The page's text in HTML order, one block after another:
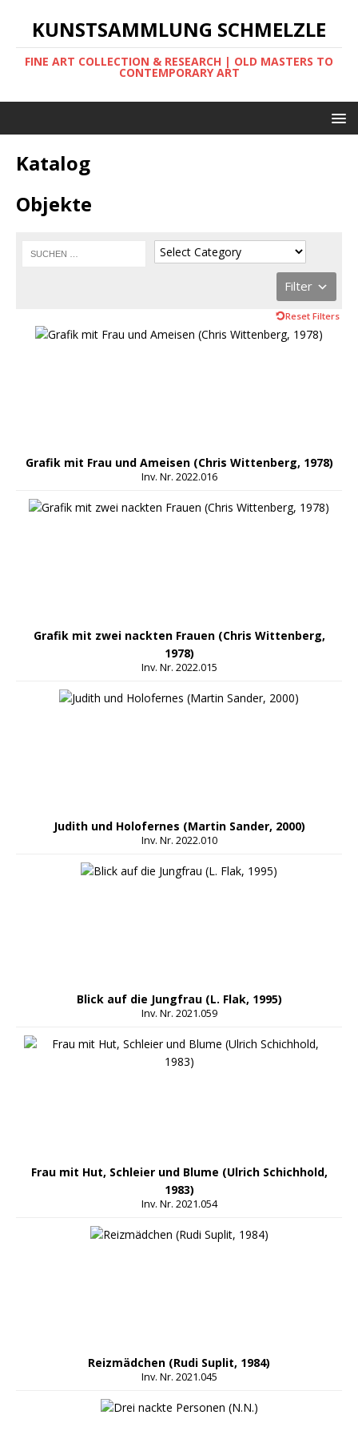
KUNSTSAMMLUNG SCHMELZLE
FINE ART COLLECTION & RESEARCH | OLD MASTERS TO
CONTEMPORARY ART
Katalog
Objekte
Filter
Reset Filters
Grafik mit Frau und Ameisen (Chris Wittenberg, 1978)
Inv. Nr. 2022.016
Grafik mit zwei nackten Frauen (Chris Wittenberg,
1978)
Inv. Nr. 2022.015
Judith und Holofernes (Martin Sander, 2000)
Inv. Nr. 2022.010
Blick auf die Jungfrau (L. Flak, 1995)
Inv. Nr. 2021.059
Frau mit Hut, Schleier und Blume (Ulrich Schichhold,
1983)
Inv. Nr. 2021.054
Reizmädchen (Rudi Suplit, 1984)
Inv. Nr. 2021.045